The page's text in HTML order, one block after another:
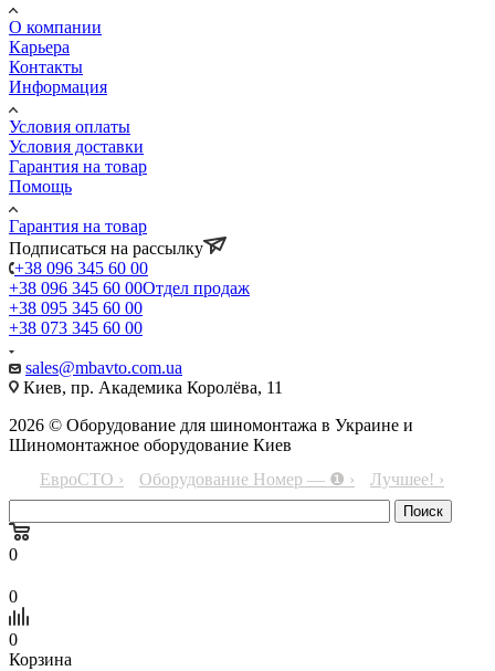
О компании
Карьера
Контакты
Информация
Условия оплаты
Условия доставки
Гарантия на товар
Помощь
Гарантия на товар
Подписаться на рассылку
+38 096 345 60 00
+38 096 345 60 00Отдел продаж
+38 095 345 60 00
+38 073 345 60 00
sales@mbavto.com.ua
Киев, пр. Академика Королёва, 11
2026 © Оборудование для шиномонтажа в Украине и
Шиномонтажное оборудование Киев
ЕвроСТО ›
Оборудование Номер — ❶ › Лучшее! ›
0
0
0
Корзина